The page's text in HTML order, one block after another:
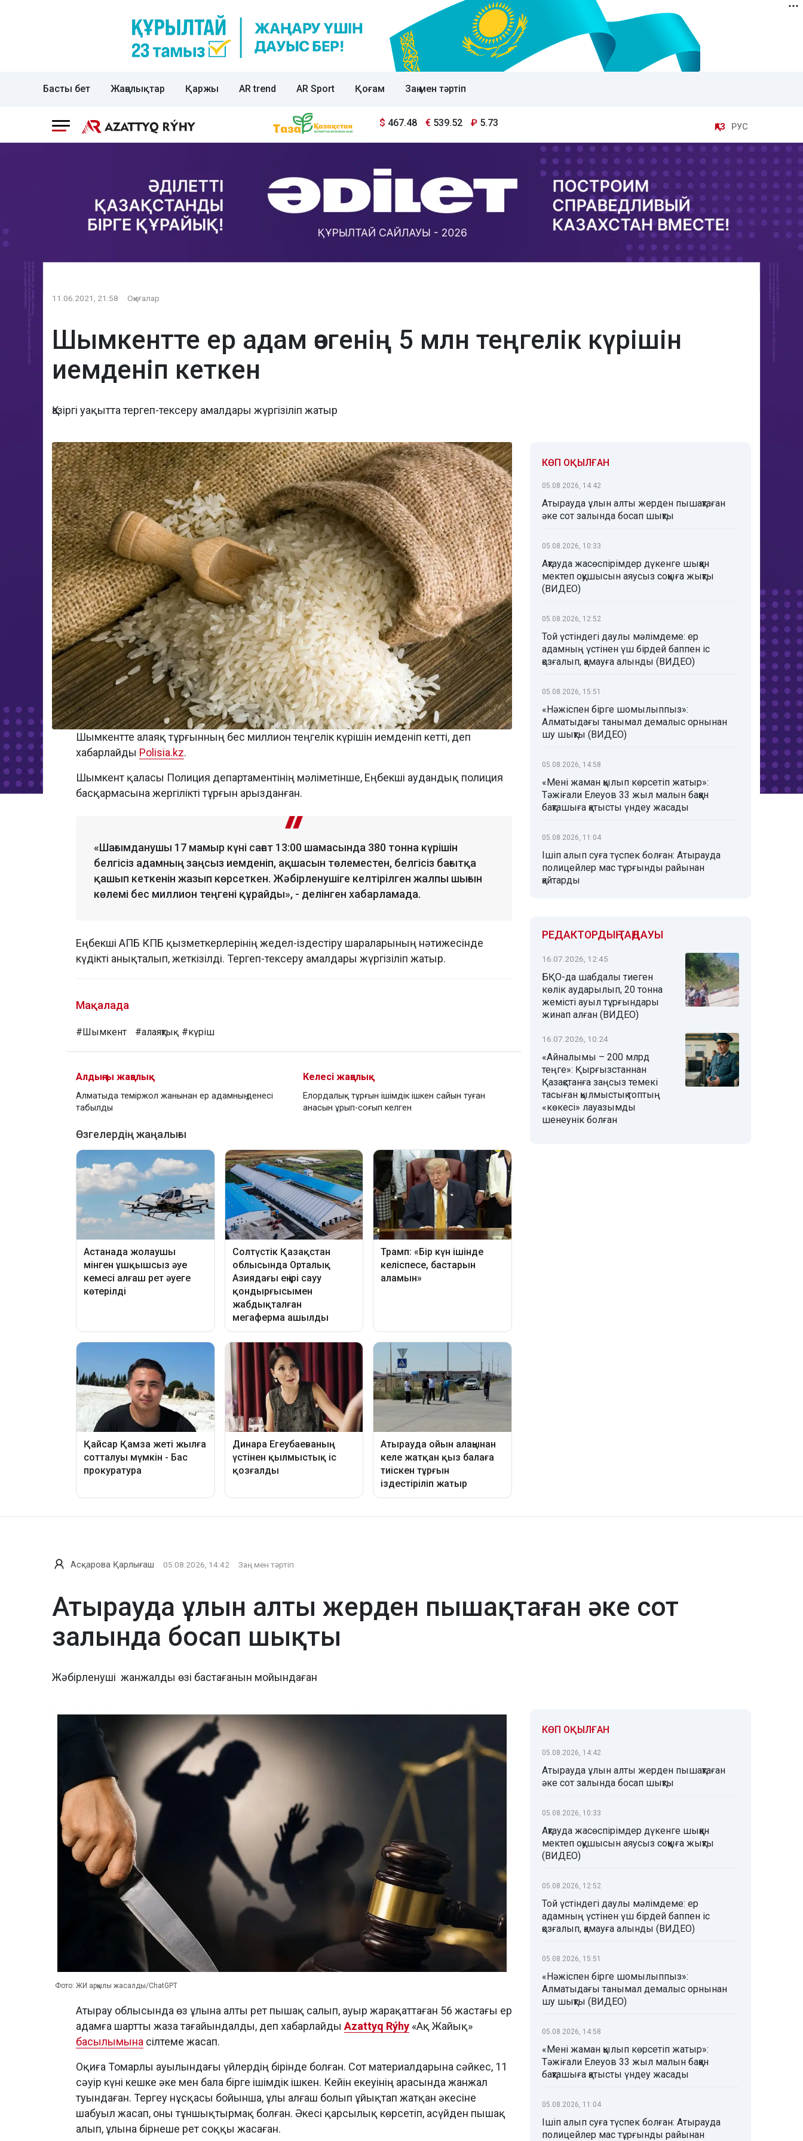
Басты бет Жаңалықтар Қаржы AR trend AR Sport Қоғам Заң мен тәртіп
$ 467.48 € 539.52 ₽ 5.73 ҚАЗ РУС
11.06.2021, 21:58 Оқиғалар
Шымкентте ер адам өзгенің 5 млн теңгелік күрішін
иемденіп кеткен
Қазіргі уақытта тергеп-тексеру амалдары жүргізіліп жатыр
Шымкентте алаяқ тұрғынның бес миллион теңгелік күрішін иемденіп кетті, деп
хабарлайды Polisia.kz.
Шымкент қаласы Полиция департаментінің мәліметінше, Еңбекші аудандық полиция
басқармасына жергілікті тұрғын арызданған.
«Шағымданушы 17 мамыр күні сағат 13:00 шамасында 380 тонна күрішін
белгісіз адамның заңсыз иемденіп, ақшасын төлеместен, белгісіз бағытқа
қашып кеткенін жазып көрсеткен. Жәбірленушіге келтірілген жалпы шығын
көлемі бес миллион теңгені құрайды», - делінген хабарламада.
Еңбекші АПБ КПБ қызметкерлерінің жедел-іздестіру шараларының нәтижесінде
күдікті анықталып, жеткізілді. Тергеп-тексеру амалдары жүргізіліп жатыр.
Мақалада
#Шымкент #алаяқтық #күріш
Алдыңғы жаңалық
Алматыда теміржол жанынан ер адамның денесі
табылды
Келесі жаңалық
Елордалық тұрғын ішімдік ішкен сайын туған
анасын ұрып-соғып келген
КӨП ОҚЫЛҒАН
05.08.2026, 14:42
Атырауда ұлын алты жерден пышақтаған
әке сот залында босап шықты
05.08.2026, 10:33
Ақтауда жасөспірімдер дүкенге шыққан
мектеп оқушысын аяусыз соққыға жықты
(ВИДЕО)
05.08.2026, 12:52
Той үстіндегі даулы мәлімдеме: ер
адамның үстінен үш бірдей баппен іс
қозғалып, қамауға алынды (ВИДЕО)
05.08.2026, 15:51
«Нәжіспен бірге шомылыппыз»:
Алматыдағы танымал демалыс орнынан
шу шықты (ВИДЕО)
05.08.2026, 14:58
«Мені жаман қылып көрсетіп жатыр»:
Тәжіғали Елеуов 33 жыл малын баққан
бақташыға қатысты үндеу жасады
05.08.2026, 11:04
Ішіп алып суға түспек болған: Атырауда
полицейлер мас тұрғынды райынан
қайтарды
РЕДАКТОРДЫҢ ТАҢДАУЫ
16.07.2026, 12:45
БҚО-да шабдалы тиеген
көлік аударылып, 20 тонна
жемісті ауыл тұрғындары
жинап алған (ВИДЕО)
16.07.2026, 10:24
«Айналымы – 200 млрд
теңге»: Қырғызстаннан
Қазақстанға заңсыз темекі
тасыған қылмыстық топтың
«көкесі» лауазымды
шенеунік болған
Асқарова Қарлығаш 05.08.2026, 14:42 Заң мен тәртіп
Атырауда ұлын алты жерден пышақтаған әке сот
залында босап шықты
Жәбірленуші жанжалды өзі бастағанын мойындаған
Фото: ЖИ арқылы жасалды/ChatGPT
Атырау облысында өз ұлына алты рет пышақ салып, ауыр жарақаттаған 56 жастағы ер
адамға шартты жаза тағайындалды, деп хабарлайдыAzattyq Rýhy «Ақ Жайық»
басылымына сілтеме жасап.
Оқиға Томарлы ауылындағы үйлердің бірінде болған. Сот материалдарына сәйкес, 11
сәуір күні кешке әке мен бала бірге ішімдік ішкен. Кейін екеуінің арасында жанжал
туындаған. Тергеу нұсқасы бойынша, ұлы алғаш болып ұйықтап жатқан әкесіне
шабуыл жасап, оны тұншықтырмақ болған. Әкесі қарсылық көрсетіп, асүйден пышақ
алып, ұлына бірнеше рет соққы жасаған.
КӨП ОҚЫЛҒАН
05.08.2026, 14:42
Атырауда ұлын алты жерден пышақтаған
әке сот залында босап шықты
05.08.2026, 10:33
Ақтауда жасөспірімдер дүкенге шыққан
мектеп оқушысын аяусыз соққыға жықты
(ВИДЕО)
05.08.2026, 12:52
Той үстіндегі даулы мәлімдеме: ер
адамның үстінен үш бірдей баппен іс
қозғалып, қамауға алынды (ВИДЕО)
05.08.2026, 15:51
«Нәжіспен бірге шомылыппыз»:
Алматыдағы танымал демалыс орнынан
шу шықты (ВИДЕО)
05.08.2026, 14:58
«Мені жаман қылып көрсетіп жатыр»:
Тәжіғали Елеуов 33 жыл малын баққан
бақташыға қатысты үндеу жасады
05.08.2026, 11:04
Ішіп алып суға түспек болған: Атырауда
полицейлер мас тұрғынды райынан